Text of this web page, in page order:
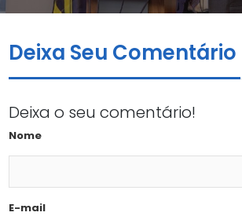
Deixa Seu Comentário
Deixa o seu comentário!
Nome
E-mail